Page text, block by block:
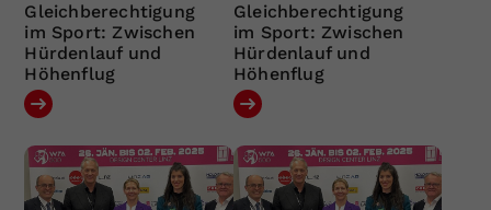
Gleichberechtigung
im Sport: Zwischen
Hürdenlauf und
Höhenflug
Gleichberechtigung
im Sport: Zwischen
Hürdenlauf und
Höhenflug